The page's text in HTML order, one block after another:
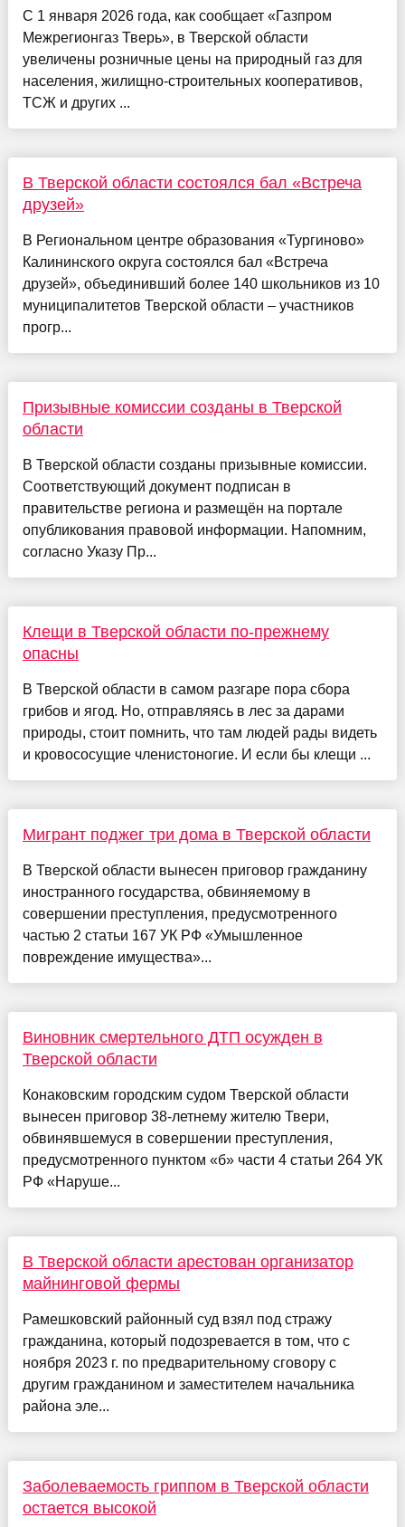
С 1 января 2026 года, как сообщает «Газпром
Межрегионгаз Тверь», в Тверской области
увеличены розничные цены на природный газ для
населения, жилищно-строительных кооперативов,
ТСЖ и других ...
В Тверской области состоялся бал «Встреча
друзей»
В Региональном центре образования «Тургиново»
Калининского округа состоялся бал «Встреча
друзей», объединивший более 140 школьников из 10
муниципалитетов Тверской области – участников
прогр...
Призывные комиссии созданы в Тверской
области
В Тверской области созданы призывные комиссии.
Соответствующий документ подписан в
правительстве региона и размещён на портале
опубликования правовой информации. Напомним,
согласно Указу Пр...
Клещи в Тверской области по-прежнему
опасны
В Тверской области в самом разгаре пора сбора
грибов и ягод. Но, отправляясь в лес за дарами
природы, стоит помнить, что там людей рады видеть
и кровососущие членистоногие. И если бы клещи ...
Мигрант поджег три дома в Тверской области
В Тверской области вынесен приговор гражданину
иностранного государства, обвиняемому в
совершении преступления, предусмотренного
частью 2 статьи 167 УК РФ «Умышленное
повреждение имущества»...
Виновник смертельного ДТП осужден в
Тверской области
Конаковским городским судом Тверской области
вынесен приговор 38-летнему жителю Твери,
обвинявшемуся в совершении преступления,
предусмотренного пунктом «б» части 4 статьи 264 УК
РФ «Наруше...
В Тверской области арестован организатор
майнинговой фермы
Рамешковский районный суд взял под стражу
гражданина, который подозревается в том, что с
ноября 2023 г. по предварительному сговору с
другим гражданином и заместителем начальника
района эле...
Заболеваемость гриппом в Тверской области
остается высокой